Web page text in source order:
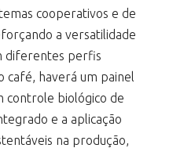
cooperativos e de
a versatilidade
diferentes perfis
café, haverá um painel
controle biológico de
e a aplicação
na produção,